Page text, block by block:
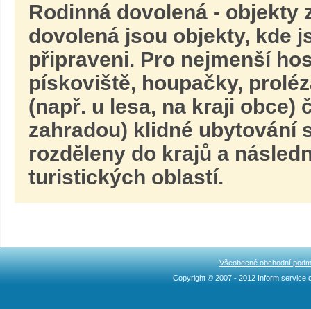
Rodinná dovolená - objekty
dovolená jsou objekty, kde
připraveni. Pro nejmenší
pískoviště, houpačky,
(např. u lesa, na kraji obce)
zahradou) klidné ubytování
rozděleny do krajů a
turistických oblastí.
Všeobecné obchodní
Copyright © 2007 - 2012 Inform service